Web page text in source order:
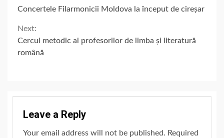
Reading
Concertele Filarmonicii Moldova la început de cireșar
Next:
Cercul metodic al profesorilor de limba și literatură
română
Leave a Reply
Your email address will not be published. Required